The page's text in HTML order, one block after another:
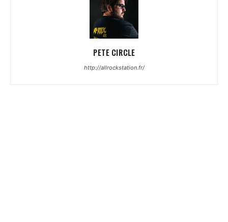
PETE CIRCLE
http://allrockstation.fr/